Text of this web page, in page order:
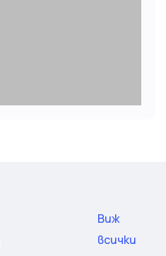
Виж
всички